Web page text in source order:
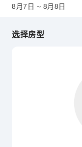
8月7日 ~ 8月8日
选择房型